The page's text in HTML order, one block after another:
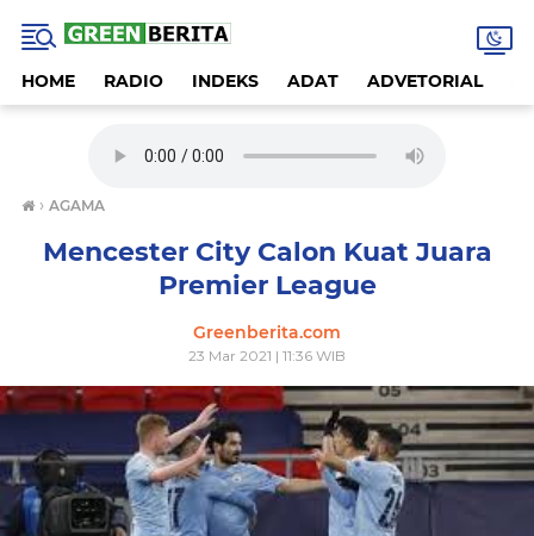
HOME RADIO INDEKS ADAT ADVETORIAL
› AGAMA
Mencester City Calon Kuat Juara
Premier League
Greenberita.com
23 Mar 2021 | 11:36 WIB